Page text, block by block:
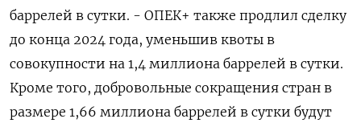
баррелей в сутки. - ОПЕК+ также продлил сделку
до конца 2024 года, уменьшив квоты в
совокупности на 1,4 миллиона баррелей в сутки.
Кроме того, добровольные сокращения стран в
размере 1,66 миллиона баррелей в сутки будут